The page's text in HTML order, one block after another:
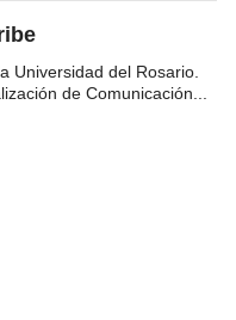
Universidad del Rosario.
de Comunicación